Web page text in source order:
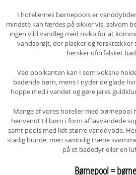
I hotellernes børnepools er
mindste kan færdes på sikker vis, selvom
ingen vild vandleg med risiko for at
vandsprøjt, der plasker og forskrækker
hersker uforfalsket
Ved poolkanten kan I som voksne
badende børn, mens I nyder de glade
hoppe med i vandet og gøre jeres
Mange af vores hoteller med børnepool
henvendt til børn i form af lavvandede
samt pools med lidt større vanddybde.
stadig bunde, men samtidig træne
på et badedyr eller en
Børnepool =